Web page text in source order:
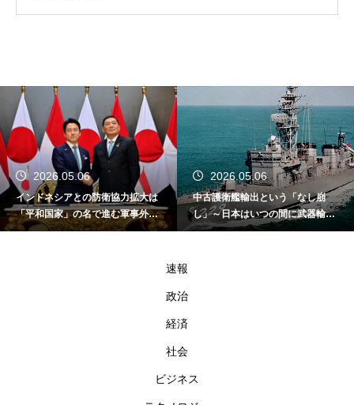
2026.05.06
インドネシアとの防衛協力拡大は
「平和国家」の名で進む軍事外交
である
2026.05.06
中古護衛艦輸出という「なし崩
し」～日本はいつの間に武器輸出
国家になったのか～
速報
政治
経済
社会
ビジネス